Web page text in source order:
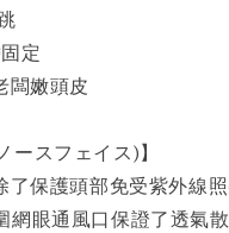
定
闆嫩頭皮
ースフェイス)】
保護頭部免受紫外線
網眼通風口保證了透氣